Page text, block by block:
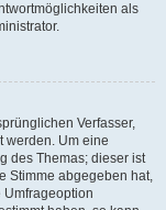
als
Verfasser,
werden. Um eine
des Themas; dieser ist
Stimme abgegeben hat,